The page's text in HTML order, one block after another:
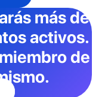
más de
activos.
de